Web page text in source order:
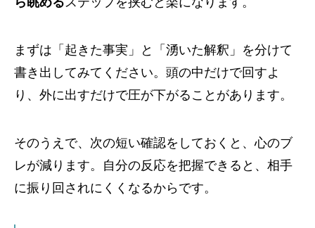
まずは「起きた事実」と「湧いた解釈」を分けて
書き出してみてください。頭の中だけで回すよ
り、外に出すだけで圧が下がることがあります。
そのうえで、次の短い確認をしておくと、心のブ
レが減ります。自分の反応を把握できると、相手
に振り回されにくくなるからです。